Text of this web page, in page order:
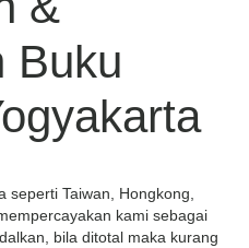
Buku
seperti Taiwan, Hongkong,
kami sebagai
bila ditotal maka kurang